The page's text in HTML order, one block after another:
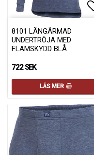
8101 LÅNGÄRMAD
UNDERTRÖJA MED
FLAMSKYDD BLÅ
722 SEK
LÄS MER